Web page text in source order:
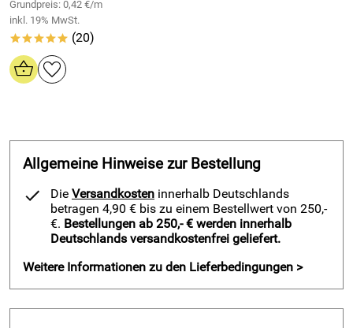
Grundpreis: 0,42 €/m
inkl. 19% MwSt.
***** (20)
Allgemeine Hinweise zur Bestellung
Die Versandkosten innerhalb Deutschlands
betragen 4,90 € bis zu einem Bestellwert von 250,-
€. Bestellungen ab 250,- € werden innerhalb
Deutschlands versandkostenfrei geliefert.
Weitere Informationen zu den Lieferbedingungen >